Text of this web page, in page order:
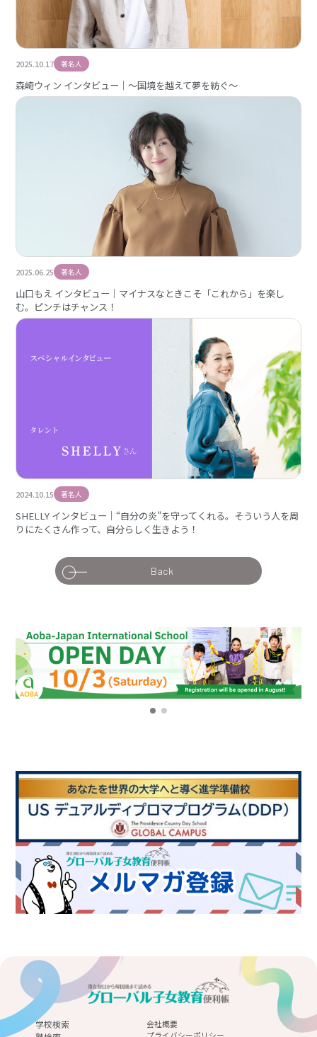
2025.10.17 著名人
森崎ウィン インタビュー｜〜国境を越えて夢を紡ぐ〜
2025.06.25 著名人
山口もえ インタビュー｜マイナスなときこそ「これから」を楽し
む。ピンチはチャンス！
2024.10.15 著名人
SHELLY インタビュー｜“自分の炎”を守ってくれる。そういう人を周
りにたくさん作って、自分らしく生きよう！
Back
学校検索
会社概要
プライバシーポリシー